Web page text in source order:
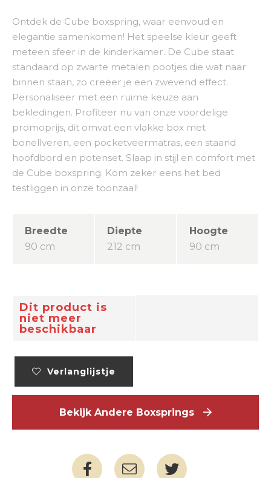
Ontdek de Cube boxspring, waar eenvoud en
elegantie samenkomen! Het speelse kleur geeft
meteen sfeer in de kinderkamer. De Cube staat
standaard op zwarte metalen pootjes die wat naar
binnen staan, zo creëer je een zwevend effect.
Personaliseer met een ruime keuze aan
bekledingen. Profiteer nu van onze voordelige
promoprijs, dit omvat een vlakke box met
bonellveren, een pocketveermatras, een staand
hoofdbord en potenset. Slaap in stijl en comfort met
de Cube boxspring. Kom zeker eens het bed
testliggen in onze toonzaal!
Breedte
90 cm
Diepte
212 cm
Hoogte
90 cm
Dit product is
niet meer
beschikbaar
Verlanglijstje
Bekijk Andere Boxsprings